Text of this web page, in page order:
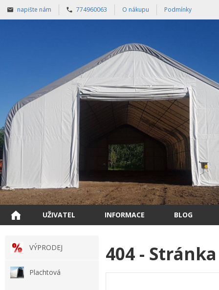
napište nám 774960063 O nákupu Podmínky
UŽIVATEL INFORMACE BLOG
VÝPRODEJ
Plachtová
404 -